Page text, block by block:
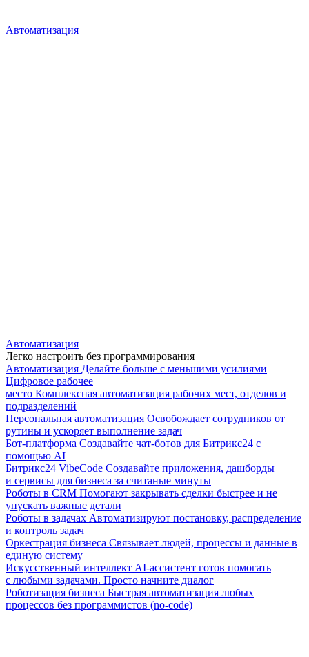
Автоматизация
Автоматизация
Легко настроить без программирования
Автоматизация Делайте больше с меньшими усилиями
Цифровое рабочее
место Комплексная автоматизация рабочих мест, отделов и
подразделений
Персональная автоматизация Освобождает сотрудников от
рутины и ускоряет выполнение задач
Бот-платформа Создавайте чат-ботов для Битрикс24 с
помощью AI
Битрикс24 VibeCode Создавайте приложения, дашборды
и сервисы для бизнеса за считаные минуты
Роботы в CRM Помогают закрывать сделки быстрее и не
упускать важные детали
Роботы в задачах Автоматизируют постановку, распределение
и контроль задач
Оркестрация бизнеса Связывает людей, процессы и данные в
единую систему
Искусственный интеллект AI-ассистент готов помогать
с любыми задачами. Просто начните диалог
Роботизация бизнеса Быстрая автоматизация любых
процессов без программистов (no-code)